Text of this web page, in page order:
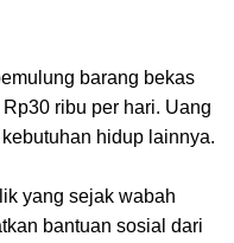
barang bekas
ribu per hari. Uang
hidup lainnya.
yang sejak wabah
bantuan sosial dari